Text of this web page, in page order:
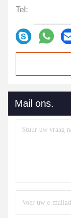
Tel:
Mail ons.